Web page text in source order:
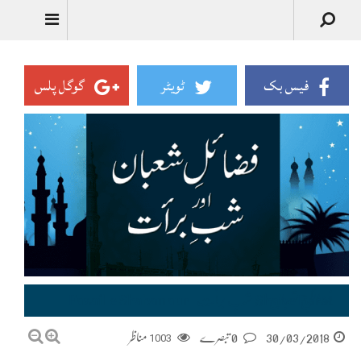
فیس بک ٹویٹر گوگل پلس
30/03/2018
1003 مناظر